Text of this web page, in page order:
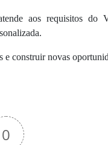
aos requisitos
e construir novas
0